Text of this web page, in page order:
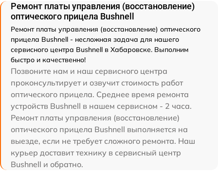
Ремонт платы управления (восстановление)
оптического прицела Bushnell
Ремонт платы управления (восстановление) оптического
прицела Bushnell - несложная задача для нашего
сервисного центра Bushnell в Хабаровске. Выполним
быстро и качественно!
Позвоните нам и наш сервисного центра
проконсультирует и озвучит стоимость работ
оптического прицела. Среднее время ремонта
устройств Bushnell в нашем сервисном - 2 часа.
Ремонт платы управления (восстановление)
оптического прицела Bushnell выполняется на
выезде, если не требует сложного ремонта. Наш
курьер доставит технику в сервисный центр
Bushnell и обратно.